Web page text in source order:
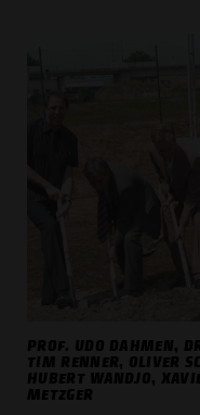
PROF. UDO DAHMEN,
TIM RENNER, OLIVER
HUBERT WANDJO,
METZGER